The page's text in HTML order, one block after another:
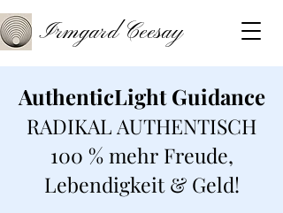
Irmgard Ceesay
AuthenticLight Guidance
RADIKAL AUTHENTISCH
100 % mehr Freude,
Lebendigkeit & Geld!